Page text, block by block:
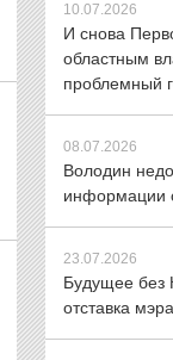
10.07.2026
И снова
областным
проблемный
08.07.2026
Володин
информации
23.07.2026
Будущее без
отставка